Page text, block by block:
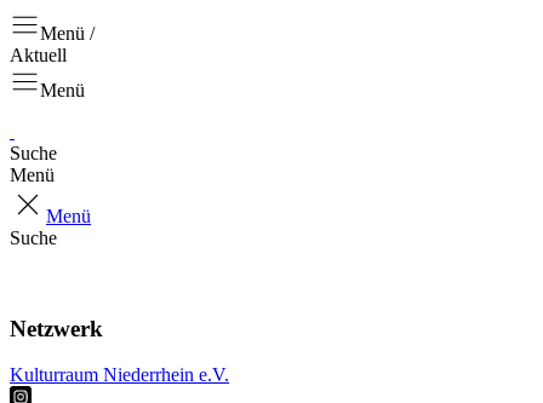
Menü /
Aktuell
Menü
Suche
Menü
Menü
Suche
Netzwerk
Kulturraum Niederrhein e.V.